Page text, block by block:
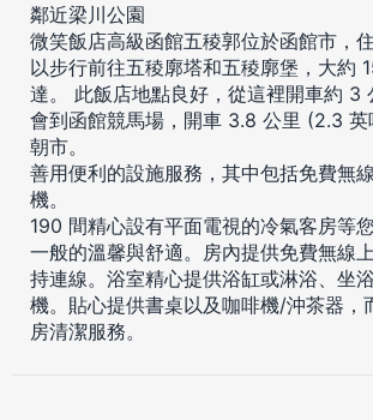
鄰近梁川公園
微笑飯店高級函館五稜郭位於函館市，
以步行前往五稜廓塔和五稜廓堡，大約
達。 此飯店地點良好，從這裡開車約 3
會到函館競馬場，開車 3.8 公里 (2.3
朝市。
善用便利的設施服務，其中包括免費無
機。
190 間精心設有平面電視的冷氣客房等
一般的溫馨與舒適。房內提供免費無線
持連線。浴室精心提供浴缸或淋浴、坐
機。貼心提供書桌以及咖啡機/沖茶器，
房清潔服務。